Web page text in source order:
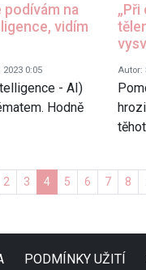
podívám na
vidím
0:05
- AI)
Hodně
Autor:
2 3 4 5 6 7 8
PODMÍNKY UŽITÍ